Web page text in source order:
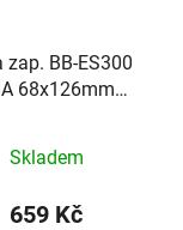
zap. BB-ES300
68x126mm
Skladem
659 Kč